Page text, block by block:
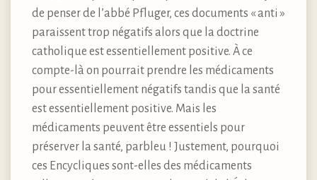
de penser de l’abbé Pfluger, ces documents « anti »
paraissent trop négatifs alors que la doctrine
catholique est essentiellement positive. À ce
compte-là on pourrait prendre les médicaments
pour essentiellement négatifs tandis que la santé
est essentiellement positive. Mais les
médicaments peuvent être essentiels pour
préserver la santé, parbleu ! Justement, pourquoi
ces Encycliques sont-elles des médicaments